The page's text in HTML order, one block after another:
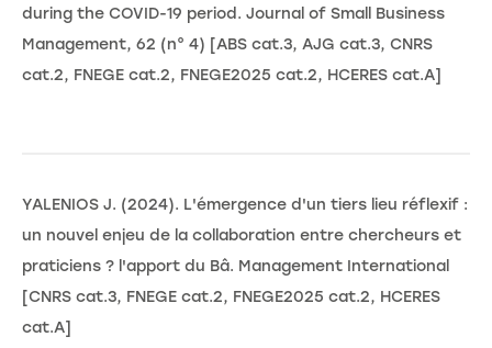
during the COVID-19 period. Journal of Small Business
Management, 62 (n° 4) [ABS cat.3, AJG cat.3, CNRS
cat.2, FNEGE cat.2, FNEGE2025 cat.2, HCERES cat.A]
YALENIOS J. (2024). L'émergence d'un tiers lieu réflexif :
un nouvel enjeu de la collaboration entre chercheurs et
praticiens ? l'apport du Bâ. Management International
[CNRS cat.3, FNEGE cat.2, FNEGE2025 cat.2, HCERES
cat.A]